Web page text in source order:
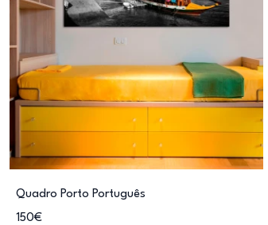
Quadro Porto Português
150€